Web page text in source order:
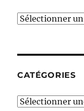
Ces
CATÉGORIES
Catégories